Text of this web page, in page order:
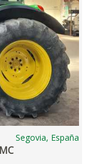
Segovia, España